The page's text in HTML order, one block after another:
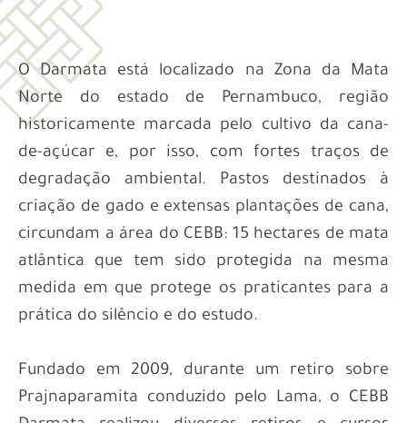
O Darmata está localizado na Zona da Mata
Norte do estado de Pernambuco, região
historicamente marcada pelo cultivo da cana-
de-açúcar e, por isso, com fortes traços de
degradação ambiental. Pastos destinados à
criação de gado e extensas plantações de cana,
circundam a área do CEBB: 15 hectares de mata
atlântica que tem sido protegida na mesma
medida em que protege os praticantes para a
prática do silêncio e do estudo.
Fundado em 2009, durante um retiro sobre
Prajnaparamita conduzido pelo Lama, o CEBB